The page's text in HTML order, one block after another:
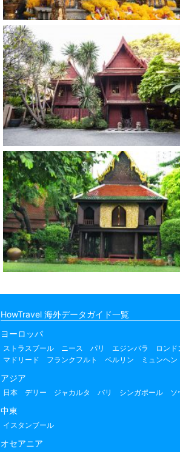
HowTravel 海外データガイド一覧
ヨーロッパ
ストラスブール ニース パリ エジンバラ ロンド
マドリード
フランクフルト ベルリン ミュンヘン
アジア
日本 デリー ジャカルタ バリ シンガポール ソ
中東
イスタンブール
オセアニア